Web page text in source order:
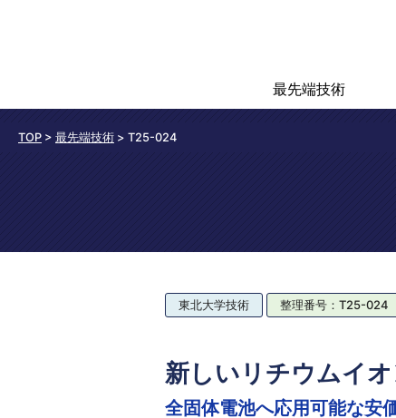
最先端技術
TOP > 最先端技術 > T25-024
東北大学技術 整理番号：T25-024
新しいリチウムイ
全固体電池へ応用可能な安